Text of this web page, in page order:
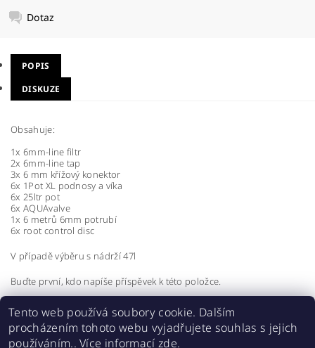
Dotaz
POPIS
DISKUZE
Obsahuje:
1x 6mm-line filtr
2x 6mm-line tap
3x 6 mm křížový konektor
6x 1Pot XL podnosy a víka
6x 25ltr pot
6x AQUAvalve
1x 6 metrů 6mm potrubí
6x root control disc
V případě výběru s nádrží 47l
Buďte první, kdo napíše příspěvek k této položce.
Přidat komentář
Tento web používá soubory cookie. Dalším
procházením tohoto webu vyjadřujete souhlas s jejich
používáním.. Více informací zde.